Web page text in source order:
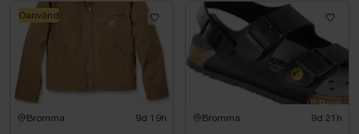
Bromma 9d 19h
Oanvänd
Bromma 9d 21h